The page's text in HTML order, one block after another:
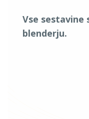
Vse sestavine
blenderju.